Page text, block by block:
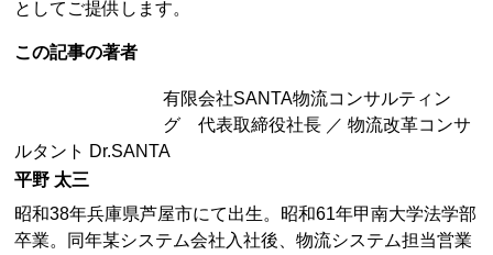
としてご提供します。
この記事の著者
有限会社SANTA物流コンサルティン
グ 代表取締役社長 ／ 物流改革コンサ
ルタント Dr.SANTA
平野 太三
昭和38年兵庫県芦屋市にて出生。昭和61年甲南大学法学部
卒業。同年某システム会社入社後、物流システム担当営業